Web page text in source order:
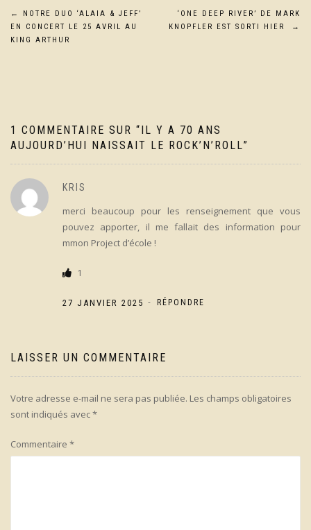
Navigation
de
←
NOTRE DUO ‘ALAIA & JEFF’
EN CONCERT LE 25 AVRIL AU
KING ARTHUR
‘ONE DEEP RIVER’ DE MARK
KNOPFLER EST SORTI HIER
→
1 COMMENTAIRE SUR “IL Y A 70 ANS
AUJOURD’HUI NAISSAIT LE ROCK’N’ROLL”
KRIS
merci beaucoup pour les renseignement que vous
pouvez apporter, il me fallait des information pour
mmon Project d’école !
1
27 JANVIER 2025 - RÉPONDRE
LAISSER UN COMMENTAIRE
Votre adresse e-mail ne sera pas publiée. Les champs obligatoires
sont indiqués avec*
Commentaire *